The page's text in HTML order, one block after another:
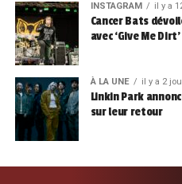
INSTAGRAM il y a
Cancer Bats
avec ‘Give Me Dirt’
À LA UNE il y a 2
Linkin Park
sur leur retour